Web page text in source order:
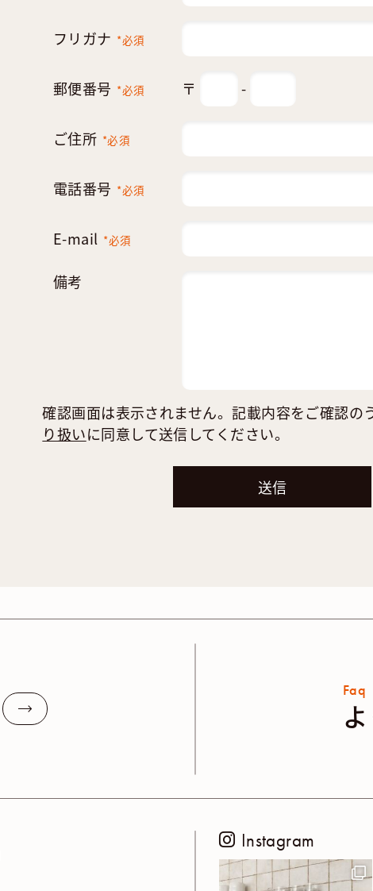
フリガナ *必須
郵便番号 *必須 〒 -
ご住所 *必須
電話番号 *必須
E-mail *必須
備考
確認画面は表示されません。記載内容をご確認のう
り扱いに同意して送信してください。
Faq
Instagram